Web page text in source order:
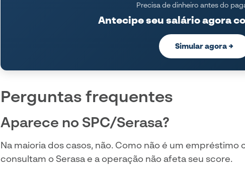
Precisa de dinheiro antes do
Antecipe seu salário agora
Simular agora →
Perguntas frequentes
Aparece no SPC/Serasa?
Na maioria dos casos, não. Como não é um
consultam o Serasa e a operação não afeta seu score.